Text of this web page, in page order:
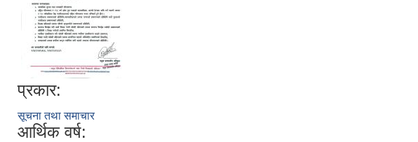
प्रकार:
सूचना तथा समाचार
आर्थिक वर्ष: